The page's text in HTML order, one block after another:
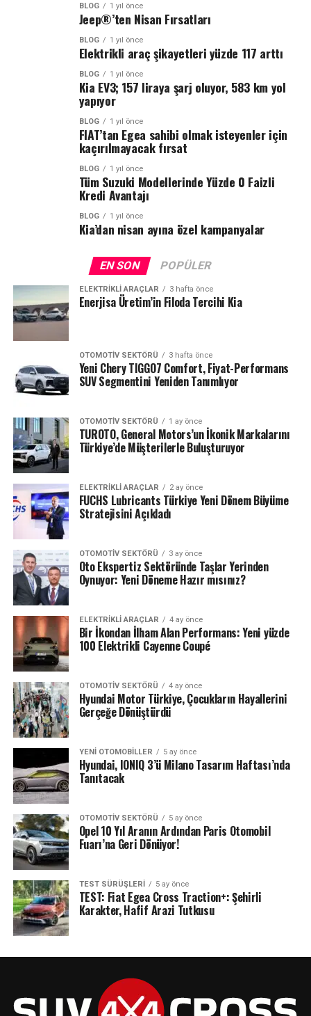
BLOG 1 yıl önce
Jeep®’ten Nisan Fırsatları
BLOG 1 yıl önce
Elektrikli araç şikayetleri yüzde 117 arttı
BLOG 1 yıl önce
Kia EV3; 157 liraya şarj oluyor, 583 km yol
yapıyor
BLOG 1 yıl önce
FIAT’tan Egea sahibi olmak isteyenler için
kaçırılmayacak fırsat
BLOG 1 yıl önce
Tüm Suzuki Modellerinde Yüzde 0 Faizli
Kredi Avantajı
BLOG 1 yıl önce
Kia’dan nisan ayına özel kampanyalar
EN SON POPÜLER
ELEKTRIKLI ARAÇLAR 3 hafta önce
Enerjisa Üretim’in Filoda Tercihi Kia
OTOMOTIV SEKTÖRÜ 3 hafta önce
Yeni Chery TIGGO7 Comfort, Fiyat-Performans
SUV Segmentini Yeniden Tanımlıyor
OTOMOTIV SEKTÖRÜ 1 ay önce
TUROTO, General Motors’un İkonik Markalarını
Türkiye’de Müşterilerle Buluşturuyor
ELEKTRIKLI ARAÇLAR 2 ay önce
FUCHS Lubricants Türkiye Yeni Dönem Büyüme
Stratejisini Açıkladı
OTOMOTIV SEKTÖRÜ 3 ay önce
Oto Ekspertiz Sektöründe Taşlar Yerinden
Oynuyor: Yeni Döneme Hazır mısınız?
ELEKTRIKLI ARAÇLAR 4 ay önce
Bir İkondan İlham Alan Performans: Yeni yüzde
100 Elektrikli Cayenne Coupé
OTOMOTIV SEKTÖRÜ 4 ay önce
Hyundai Motor Türkiye, Çocukların Hayallerini
Gerçeğe Dönüştürdü
YENI OTOMOBILLER 5 ay önce
Hyundai, IONIQ 3’ü Milano Tasarım Haftası’nda
Tanıtacak
OTOMOTIV SEKTÖRÜ 5 ay önce
Opel 10 Yıl Aranın Ardından Paris Otomobil
Fuarı’na Geri Dönüyor!
TEST SÜRÜŞLERI 5 ay önce
TEST: Fiat Egea Cross Traction+: Şehirli
Karakter, Hafif Arazi Tutkusu